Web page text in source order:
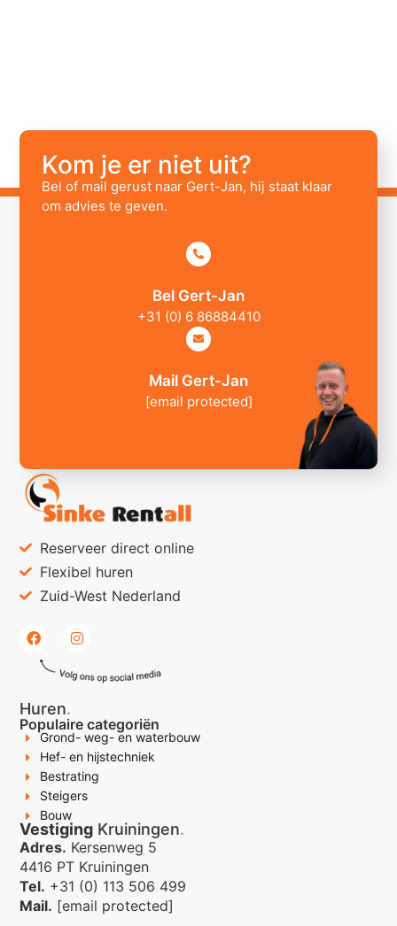
Reserveer direct online
Flexibel huren
Zuid-West Nederland
Huren.
Populaire categoriën
Grond- weg- en waterbouw
Hef- en hijstechniek
Bestrating
Steigers
Bouw
Vestiging Kruiningen.
Adres. Kersenweg 5
4416 PT Kruiningen
Tel. +31 (0) 113 506 499
Mail. [email protected]
Kom je er niet uit?
Bel of mail gerust naar Gert-Jan, hij staat klaar
om advies te geven.
Bel Gert-Jan
+31 (0) 6 86884410
Mail Gert-Jan
[email protected]